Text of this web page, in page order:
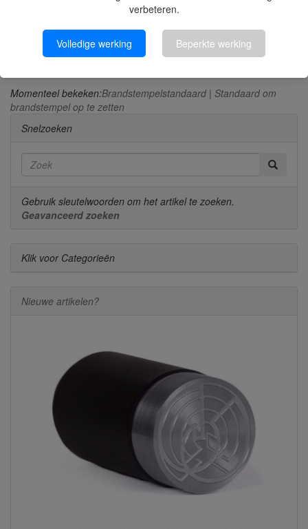
verbeteren.
Volledige werking Beperkte werking
Brandstempel met gravure 30x16 mm ALK 0
Momenteel bekeken:Brandstempelstandaard | Standaard om
brandstempel op te zetten
Snelzoeken
Gebruik sleutelwoorden om het artikel te zoeken.
Geavanceerd zoeken
Klik voor Categorieën
Nieuwe artikelen?